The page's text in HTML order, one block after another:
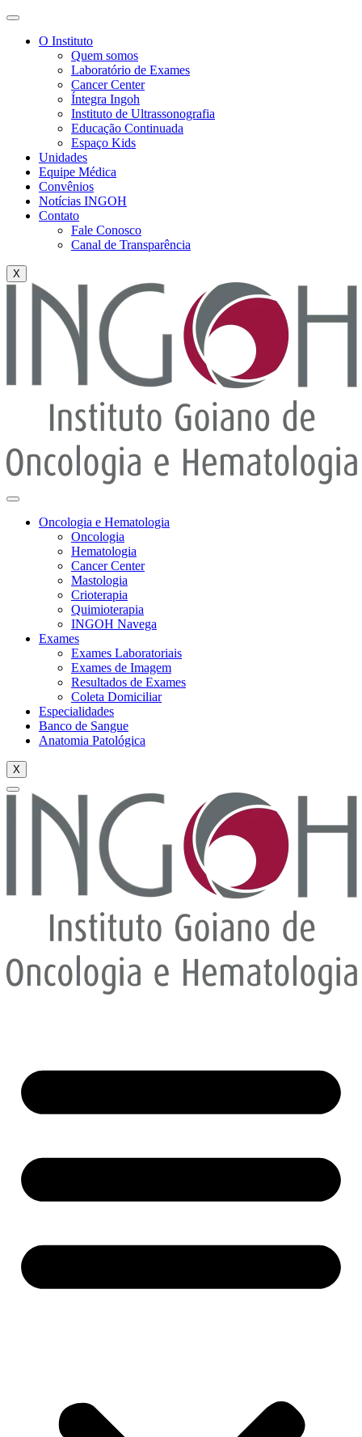
O Instituto
Quem somos
Laboratório de Exames
Cancer Center
Íntegra Ingoh
Instituto de Ultrassonografia
Educação Continuada
Espaço Kids
Unidades
Equipe Médica
Convênios
Notícias INGOH
Contato
Fale Conosco
Canal de Transparência
X
Oncologia e Hematologia
Oncologia
Hematologia
Cancer Center
Mastologia
Crioterapia
Quimioterapia
INGOH Navega
Exames
Exames Laboratoriais
Exames de Imagem
Resultados de Exames
Coleta Domiciliar
Especialidades
Banco de Sangue
Anatomia Patológica
X